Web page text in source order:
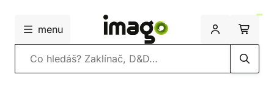
menu
Vyhledávání